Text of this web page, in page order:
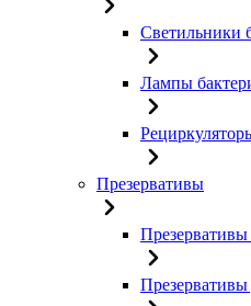
Светильники
Лампы
Презервативы
Презервативы